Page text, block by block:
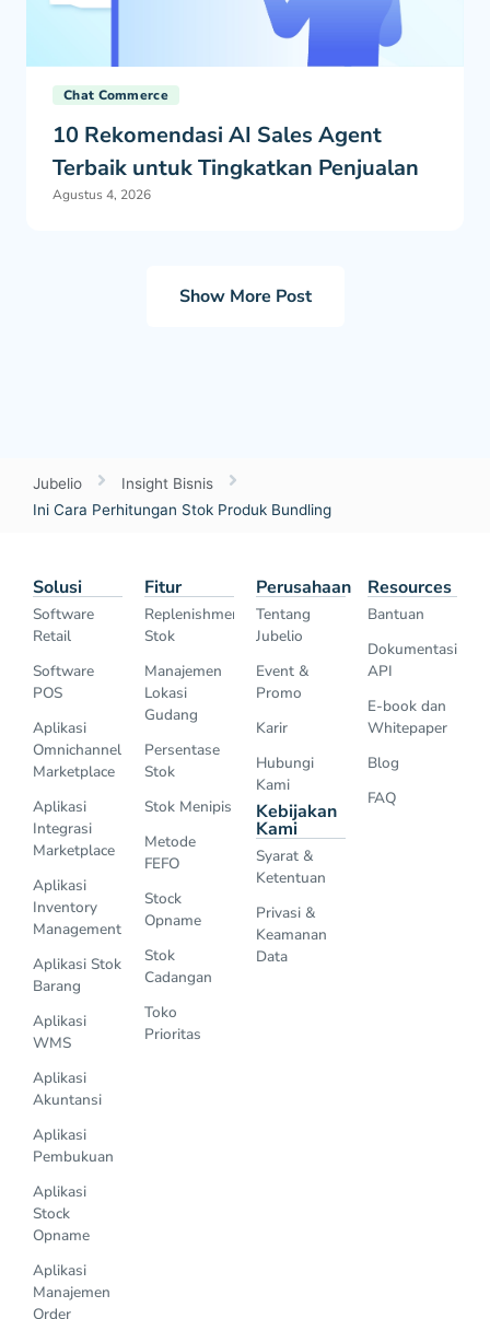
Chat Commerce
10 Rekomendasi AI Sales Agent
Terbaik untuk Tingkatkan Penjualan
Agustus 4, 2026
Show More Post
Jubelio
Insight Bisnis
Ini Cara Perhitungan Stok Produk Bundling
Solusi
Software
Retail
Software
POS
Aplikasi
Omnichannel
Marketplace
Aplikasi
Integrasi
Marketplace
Aplikasi
Inventory
Management
Aplikasi Stok
Barang
Aplikasi
WMS
Aplikasi
Akuntansi
Aplikasi
Pembukuan
Aplikasi
Stock
Opname
Aplikasi
Manajemen
Order
Fitur
Replenishment
Stok
Manajemen
Lokasi
Gudang
Persentase
Stok
Stok Menipis
Metode
FEFO
Stock
Opname
Stok
Cadangan
Toko
Prioritas
Perusahaan
Tentang
Jubelio
Event &
Promo
Karir
Hubungi
Kami
Kebijakan
Kami
Syarat &
Ketentuan
Privasi &
Keamanan
Data
Resources
Bantuan
Dokumentasi
API
E-book dan
Whitepaper
Blog
FAQ